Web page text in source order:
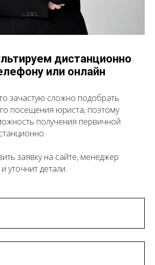
дистанционно
или онлайн
зачастую сложно подобрать
посещения юриста, поэтому
получения первичной
заявку на сайте, менеджер
уточнит детали.